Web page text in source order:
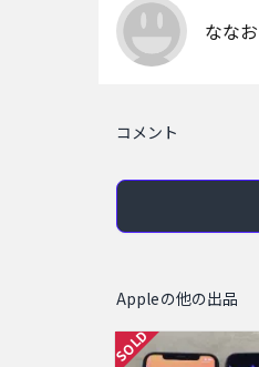
ななお
コメント
Appleの他の出品
SOLD